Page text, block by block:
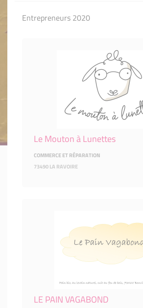
Entrepreneurs 2020
Le Mouton à Lunettes
COMMERCE ET RÉPARATION
73490 LA RAVOIRE
LE PAIN VAGABOND